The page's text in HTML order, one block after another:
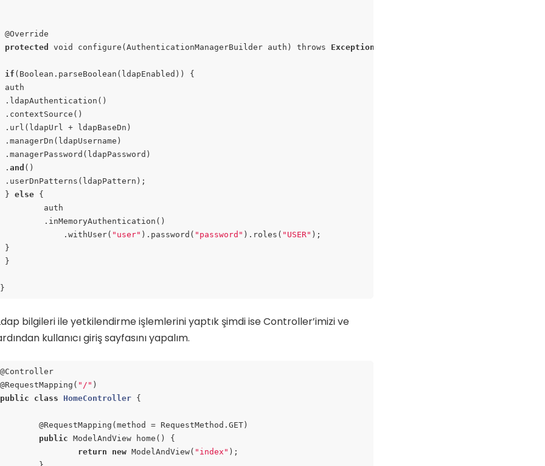
@Override
protected
void configure(AuthenticationManagerBuilder auth) throws Exception
if (Boolean.parseBoolean(ldapEnabled)) {
auth
.ldapAuthentication()
.contextSource()
.url(ldapUrl + ldapBaseDn)
.managerDn(ldapUsername)
.managerPassword(ldapPassword)
.and ()
.userDnPatterns(ldapPattern);
} else {
         auth
         .inMemoryAuthentication()
             .withUser(
"user" ).password( "password" ).roles( "USER" );
}
}
}
bilgileri ile yetkilendirme işlemlerini yaptık şimdi ise Controller’imizi ve
kullanıcı giriş sayfasını yapalım.
@Controller
@RequestMapping( "/"
public
class HomeController {
	@RequestMapping(method = RequestMethod.GET)
public ModelAndView home() {
return
new ModelAndView( "index" );